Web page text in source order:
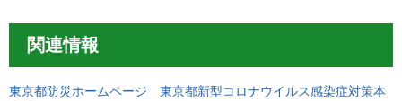
関連情報
東京都防災ホームページ 東京都新型コロナウイルス感染症対策本